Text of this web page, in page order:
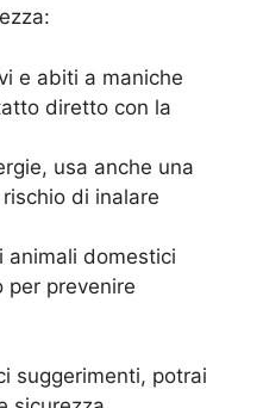
e abiti a maniche
diretto con la
usa anche una
di inalare
animali domestici
per prevenire
suggerimenti, potrai